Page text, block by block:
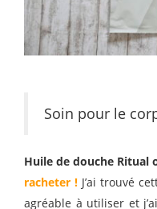
Soin pour le
Huile de douche Ritual
racheter ! J’ai trouvé
agréable à utiliser et